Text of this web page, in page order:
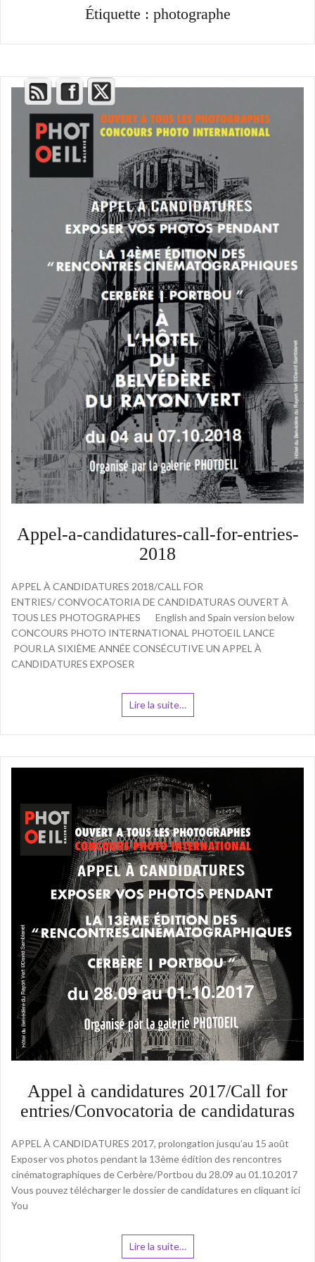
Étiquette : photographe
Appel-a-candidatures-call-for-entries-
2018
APPEL À CANDIDATURES 2018/CALL FOR
ENTRIES/ CONVOCATORIA DE CANDIDATURAS OUVERT À
TOUS LES PHOTOGRAPHES English and Spain version below
CONCOURS PHOTO INTERNATIONAL PHOTOEIL LANCE
POUR LA SIXIÈME ANNÉE CONSÉCUTIVE UN APPEL À
CANDIDATURES EXPOSER
Lire la suite…
Appel à candidatures 2017/Call for
entries/Convocatoria de candidaturas
APPEL À CANDIDATURES 2017, prolongation jusqu’au 15 août
Exposer vos photos pendant la 13ème édition des rencontres
cinématographiques de Cerbère/Portbou du 28.09 au 01.10.2017
Vous pouvez télécharger le dossier de candidatures en cliquant ici
You
Lire la suite…